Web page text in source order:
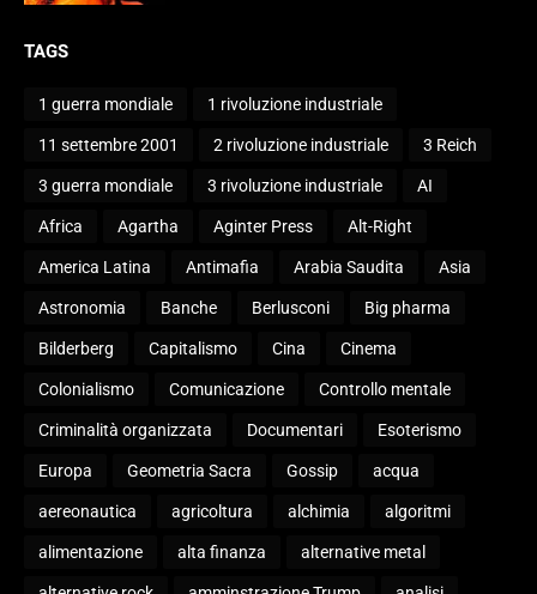
TAGS
1 guerra mondiale 1 rivoluzione industriale
11 settembre 2001 2 rivoluzione industriale 3 Reich
3 guerra mondiale 3 rivoluzione industriale AI
Africa Agartha Aginter Press Alt-Right
America Latina Antimafia Arabia Saudita Asia
Astronomia Banche Berlusconi Big pharma
Bilderberg Capitalismo Cina Cinema
Colonialismo Comunicazione Controllo mentale
Criminalità organizzata Documentari Esoterismo
Europa Geometria Sacra Gossip acqua
aereonautica agricoltura alchimia algoritmi
alimentazione alta finanza alternative metal